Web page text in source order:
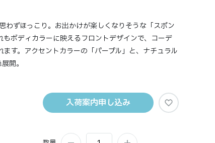
わずほっこり。お出かけが楽しくなりそうな「スポン
ボディカラーに映えるフロントデザインで、コーデ
す。アクセントカラーの「パープル」と、ナチュラル
開。
入荷案内申し込み